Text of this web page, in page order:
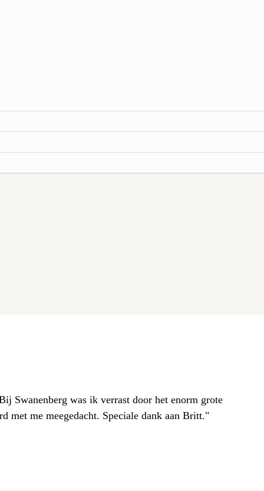
Swanenberg was ik verrast door het enorm grote
met me meegedacht. Speciale dank aan Britt."